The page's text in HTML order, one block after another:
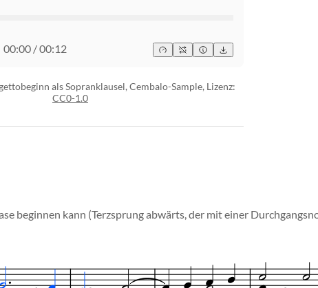
00:00/00:12
als Sopranklausel, Cembalo-Sample, Lizenz:
CC0-1.0
beginnen kann (Terzsprung abwärts, der mit einer